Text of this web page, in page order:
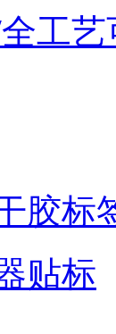
工艺
胶标
贴标